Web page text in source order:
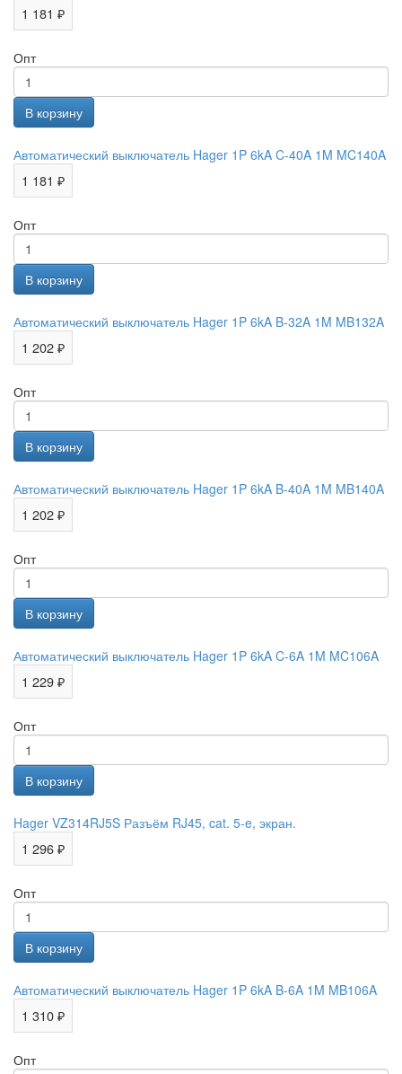
1 181 ₽
Опт
Автоматический выключатель Hager 1P 6kA C-40A 1M MC140A
1 181 ₽
Опт
Автоматический выключатель Hager 1P 6kA B-32A 1M MB132A
1 202 ₽
Опт
Автоматический выключатель Hager 1P 6kA B-40A 1M MB140A
1 202 ₽
Опт
Автоматический выключатель Hager 1P 6kA C-6A 1M MC106A
1 229 ₽
Опт
Hager VZ314RJ5S Разъём RJ45, cat. 5-e, экран.
1 296 ₽
Опт
Автоматический выключатель Hager 1P 6kA B-6A 1M MB106A
1 310 ₽
Опт